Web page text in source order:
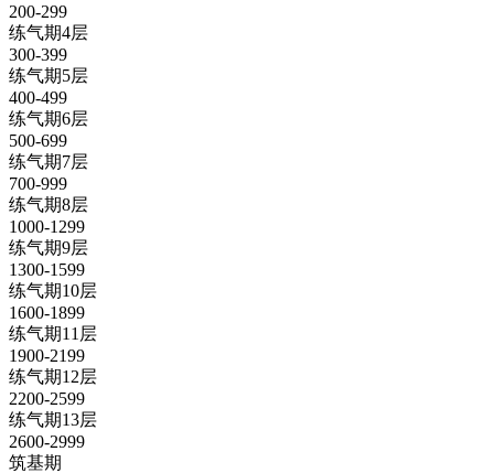
200-299
练气期4层
300-399
练气期5层
400-499
练气期6层
500-699
练气期7层
700-999
练气期8层
1000-1299
练气期9层
1300-1599
练气期10层
1600-1899
练气期11层
1900-2199
练气期12层
2200-2599
练气期13层
2600-2999
筑基期